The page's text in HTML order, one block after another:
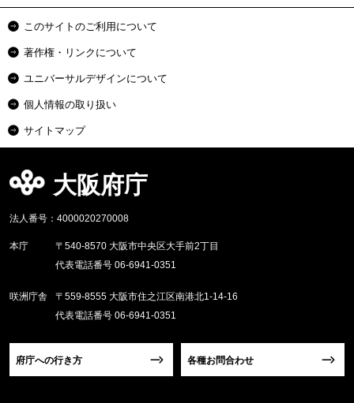
このサイトのご利用について
著作権・リンクについて
ユニバーサルデザインについて
個人情報の取り扱い
サイトマップ
大阪府庁
法人番号：4000020270008
本庁
〒540-8570 大阪市中央区大手前2丁目
代表電話番号 06-6941-0351
咲洲庁舎
〒559-8555 大阪市住之江区南港北1-14-16
代表電話番号 06-6941-0351
府庁への行き方 各種お問合わせ